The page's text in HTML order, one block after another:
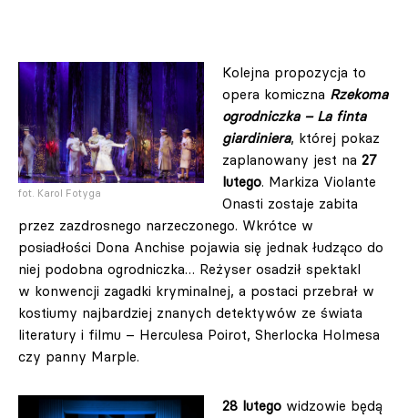
fot. Karol Fotyga
Kolejna propozycja to
opera komiczna Rzekoma
ogrodniczka – La finta
giardiniera, której pokaz
zaplanowany jest na 27
lutego. Markiza Violante
Onasti zostaje zabita
przez zazdrosnego narzeczonego. Wkrótce w
posiadłości Dona Anchise pojawia się jednak łudząco do
niej podobna ogrodniczka… Reżyser osadził spektakl
w konwencji zagadki kryminalnej, a postaci przebrał w
kostiumy najbardziej znanych detektywów ze świata
literatury i filmu – Herculesa Poirot, Sherlocka Holmesa
czy panny Marple.
28 lutego widzowie będą